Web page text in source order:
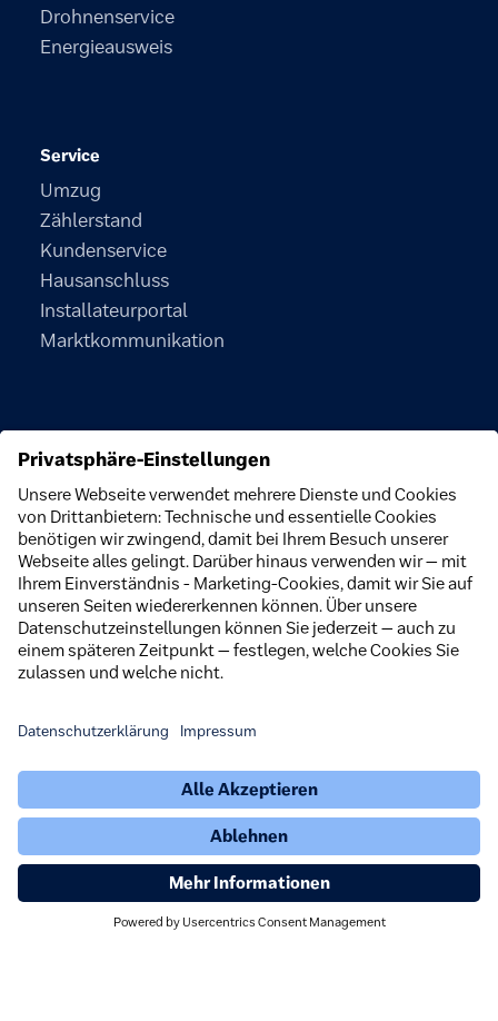
Drohnenservice
Energieausweis
Service
Umzug
Zählerstand
Kundenservice
Hausanschluss
Installateurportal
Marktkommunikation
Unternehmen
Über uns
Nachhaltigkeit
Engagement
Newsroom
Karriere
Störungen
Barrierefreiheitserklärung
Impressum